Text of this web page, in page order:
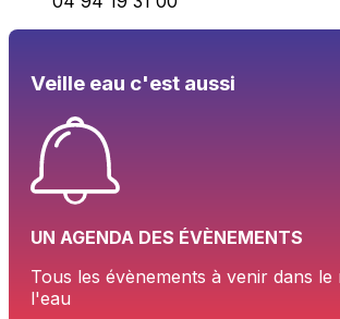
Veille eau c'est aussi
UN AGENDA DES ÉVÈNEMENTS
Tous les évènements à venir dans le
l'eau